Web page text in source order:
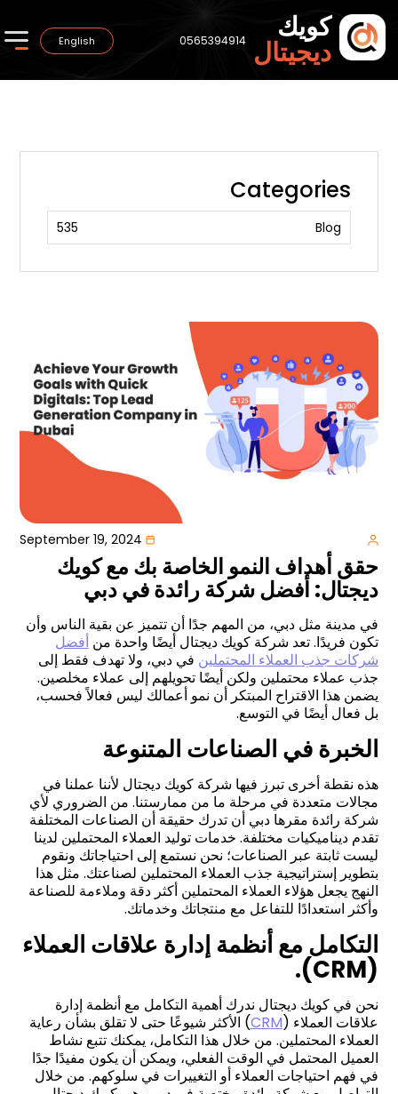
كويك
ديجيتال 0565394914
English
September 19, 2024
حقق أهداف النمو الخاصة بك مع كويك
ديجتال: أفضل شركة رائدة في دبي
في مدينة مثل دبي، من المهم جدًا أن تتميز عن بقية الناس وأن
تكون فريدًا. تعد شركة كويك ديجتال أيضًا واحدة منأفضل
شركات جذب العملاء المحتملين في دبي، ولا تهدف فقط إلى
جذب عملاء محتملين ولكن أيضًا تحويلهم إلى عملاء مخلصين.
يضمن هذا الاقتراح المبتكر أن نمو أعمالك ليس فعالاً فحسب،
بل فعال أيضًا في التوسع.
الخبرة في الصناعات المتنوعة
هذه نقطة أخرى تبرز فيها شركة كويك ديجتال لأننا عملنا في
مجالات متعددة في مرحلة ما من ممارستنا. من الضروري لأي
شركة رائدة مقرها دبي أن تدرك حقيقة أن الصناعات المختلفة
تقدم ديناميكيات مختلفة. خدمات توليد العملاء المحتملين لدينا
ليست ثابتة عبر الصناعات؛ نحن نستمع إلى احتياجاتك ونقوم
بتطوير إستراتيجية جذب العملاء المحتملين لصناعتك. مثل هذا
النهج يجعل هؤلاء العملاء المحتملين أكثر دقة وملاءمة للصناعة
وأكثر استعدادًا للتفاعل مع منتجاتك وخدماتك.
التكامل مع أنظمة إدارة علاقات العملاء
(CRM).
نحن في كويك ديجتال ندرك أهمية التكامل مع أنظمة إدارة
علاقات العملاء (CRM) الأكثر شيوعًا حتى لا تقلق بشأن رعاية
العملاء المحتملين. من خلال هذا التكامل، يمكنك تتبع نشاط
العميل المحتمل في الوقت الفعلي، ويمكن أن يكون مفيدًا جدًا
في فهم احتياجات العملاء أو التغييرات في سلوكهم. من خلال
Categories
Blog
535